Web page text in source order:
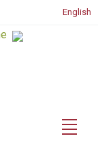
English